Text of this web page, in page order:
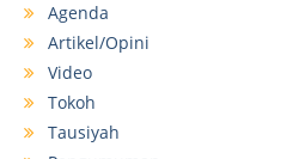
Agenda
Artikel/Opini
Video
Tokoh
Tausiyah